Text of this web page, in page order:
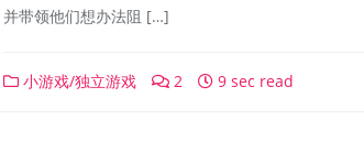
并带领他们想办法阻 […]
小游戏/独立游戏 2 9 sec read